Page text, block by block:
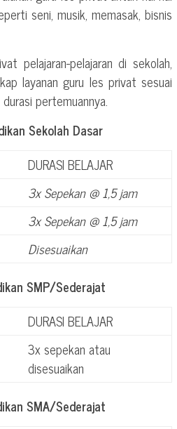
seni, musik, memasak, bisnis
pelajaran-pelajaran di sekolah,
layanan guru les privat sesuai
pertemuannya.
Sekolah Dasar
DURASI BELAJAR
3x Sepekan @ 1,5 jam
3x Sepekan @ 1,5 jam
Disesuaikan
SMP/Sederajat
DURASI BELAJAR
3x sepekan atau
disesuaikan
SMA/Sederajat